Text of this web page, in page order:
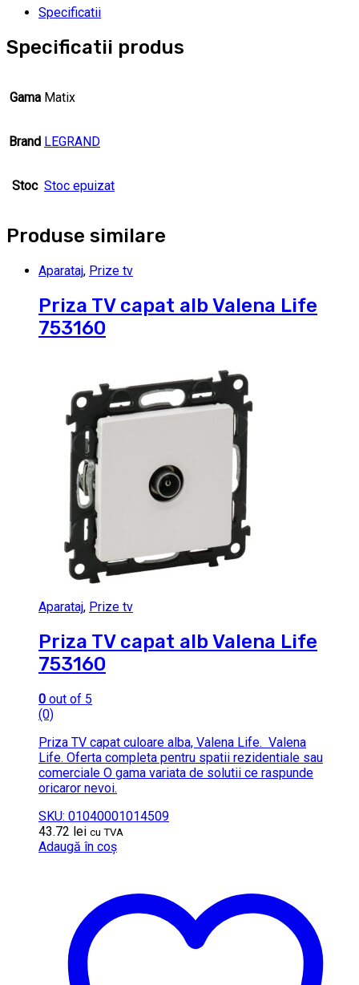
Specificatii
Specificatii produs
Gama Matix
Brand LEGRAND
Stoc Stoc epuizat
Produse similare
Aparataj, Prize tv
Priza TV capat alb Valena Life
753160
Aparataj, Prize tv
Priza TV capat alb Valena Life
753160
0 out of 5
(0)
Priza TV capat culoare alba, Valena Life. Valena
Life. Oferta completa pentru spatii rezidentiale sau
comerciale O gama variata de solutii ce raspunde
oricaror nevoi.
SKU: 01040001014509
43.72 lei cu TVA
Adaugă în coș